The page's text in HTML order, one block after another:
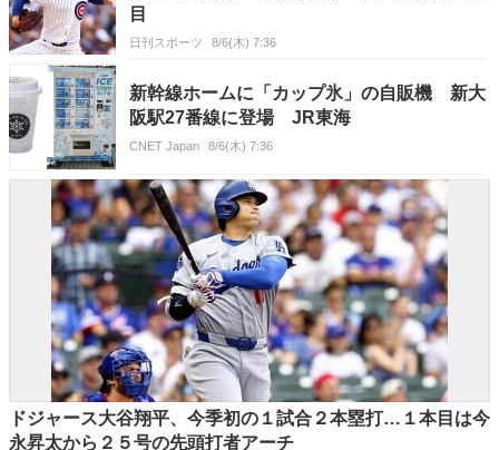
目
日刊スポーツ 8/6(木) 7:36
新幹線ホームに「カップ氷」の自販機 新大
阪駅27番線に登場 JR東海
CNET Japan 8/6(木) 7:36
ドジャース大谷翔平、今季初の１試合２本塁打…１本目は今
永昇太から２５号の先頭打者アーチ